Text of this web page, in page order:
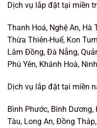
Dịch vụ lắp đặt tại miền
Thanh Hoá, Nghệ An, Hà
Thừa Thiên-Huế, Kon
Lâm Đồng, Đà Nẵng,
Phú Yên, Khánh Hoà,
Dịch vụ lắp đặt tại miền
Bình Phước, Bình Dương,
Tàu, Long An, Đồng